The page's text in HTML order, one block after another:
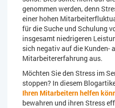
genommen werden, denn
einer hohen
für die Suche und Schulung
insgesamt niedrigeren
sich negativ auf die Kunden-
Mitarbeitererfahrung aus.
Möchten Sie den Stress im
stoppen? In diesem
Ihren Mitarbeitern helfen
bewahren und ihren Stress